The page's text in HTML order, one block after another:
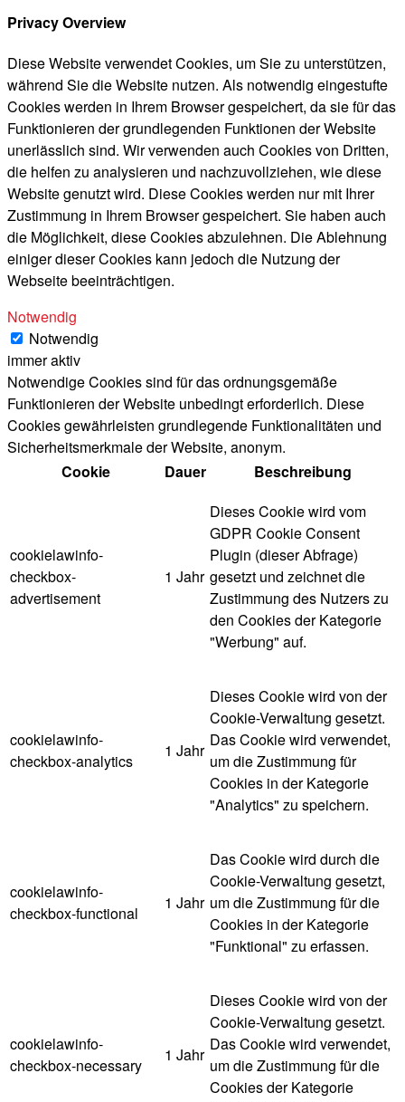
Privacy Overview
Diese Website verwendet Cookies, um Sie zu unterstützen,
während Sie die Website nutzen. Als notwendig eingestufte
Cookies werden in Ihrem Browser gespeichert, da sie für das
Funktionieren der grundlegenden Funktionen der Website
unerlässlich sind. Wir verwenden auch Cookies von Dritten,
die helfen zu analysieren und nachzuvollziehen, wie diese
Website genutzt wird. Diese Cookies werden nur mit Ihrer
Zustimmung in Ihrem Browser gespeichert. Sie haben auch
die Möglichkeit, diese Cookies abzulehnen. Die Ablehnung
einiger dieser Cookies kann jedoch die Nutzung der
Webseite beeinträchtigen.
Notwendig
Notwendig
immer aktiv
Notwendige Cookies sind für das ordnungsgemäße
Funktionieren der Website unbedingt erforderlich. Diese
Cookies gewährleisten grundlegende Funktionalitäten und
Sicherheitsmerkmale der Website, anonym.
Cookie
Dauer Beschreibung
cookielawinfo-
checkbox-
advertisement
1 Jahr
Dieses Cookie wird vom
GDPR Cookie Consent
Plugin (dieser Abfrage)
gesetzt und zeichnet die
Zustimmung des Nutzers zu
den Cookies der Kategorie
"Werbung" auf.
cookielawinfo-
checkbox-analytics
1 Jahr
Dieses Cookie wird von der
Cookie-Verwaltung gesetzt.
Das Cookie wird verwendet,
um die Zustimmung für
Cookies in der Kategorie
"Analytics" zu speichern.
cookielawinfo-
checkbox-functional
1 Jahr
Das Cookie wird durch die
Cookie-Verwaltung gesetzt,
um die Zustimmung für die
Cookies in der Kategorie
"Funktional" zu erfassen.
cookielawinfo-
checkbox-necessary
1 Jahr
Dieses Cookie wird von der
Cookie-Verwaltung gesetzt.
Das Cookie wird verwendet,
um die Zustimmung für die
Cookies der Kategorie